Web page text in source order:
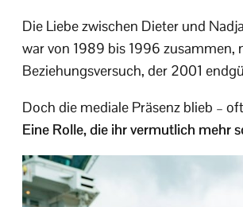
Die Liebe zwischen Dieter und
war von 1989 bis 1996 zusammen,
Beziehungsversuch, der 2001
Doch die mediale Präsenz blieb –
Eine Rolle, die ihr vermutlich mehr